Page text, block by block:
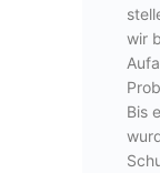
wir
Bis